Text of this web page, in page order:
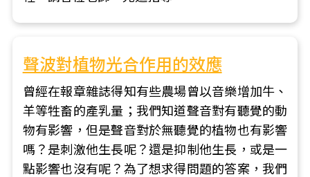
聲波對植物光合作用的效應
曾經在報章雜誌得知有些農場曾以音樂增加牛、
羊等牲畜的產乳量；我們知道聲音對有聽覺的動
物有影響，但是聲音對於無聽覺的植物也有影響
嗎？是刺激他生長呢？還是抑制他生長，或是一
點影響也沒有呢？為了想求得問題的答案，我們